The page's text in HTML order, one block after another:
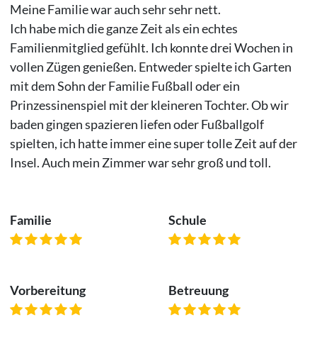
Meine Familie war auch sehr sehr nett.
Ich habe mich die ganze Zeit als ein echtes
Familienmitglied gefühlt. Ich konnte drei Wochen in
vollen Zügen genießen. Entweder spielte ich Garten
mit dem Sohn der Familie Fußball oder ein
Prinzessinenspiel mit der kleineren Tochter. Ob wir
baden gingen spazieren liefen oder Fußballgolf
spielten, ich hatte immer eine super tolle Zeit auf der
Insel. Auch mein Zimmer war sehr groß und toll.
Familie Schule
Vorbereitung Betreuung